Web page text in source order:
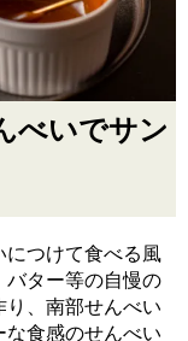
べいでサン
につけて食べる風
バター等の自慢の
、南部せんべい
な食感のせんべい